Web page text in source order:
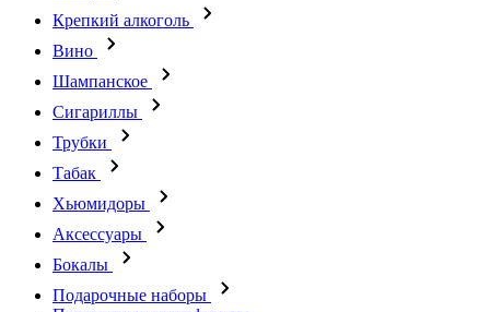
Крепкий алкоголь
Вино
Шампанское
Сигариллы
Трубки
Табак
Хьюмидоры
Аксессуары
Бокалы
Подарочные наборы